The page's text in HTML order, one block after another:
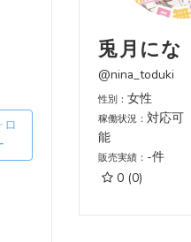
ロ
兎月にな
@nina_toduki
性別：女性
稼働状況：対応可
能
販売実績： -件
0 (0)